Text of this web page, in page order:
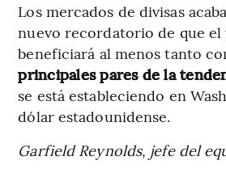
Los mercados de divisas
nuevo recordatorio de que el
beneficiará al menos tanto
principales pares de la
se está estableciendo en
dólar estadounidense.
Garfield Reynolds, jefe del